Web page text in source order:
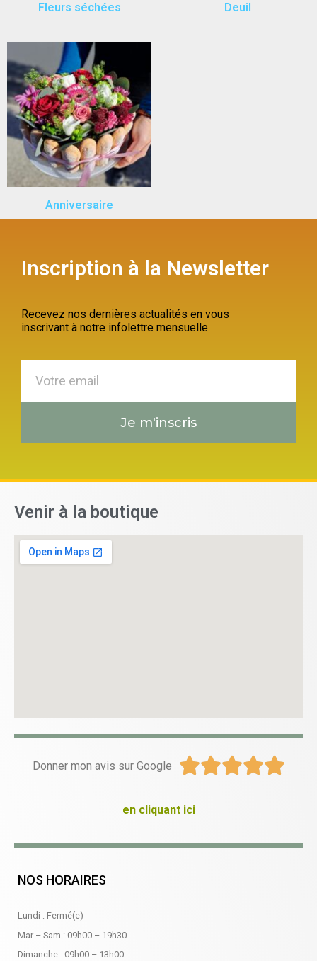
Fleurs séchées Deuil
Anniversaire
Inscription à la Newsletter
Recevez nos dernières actualités en vous
inscrivant à notre infolettre mensuelle.
Je m'inscris
Venir à la boutique
Donner mon avis sur Google 
en cliquant ici
NOS HORAIRES
Lundi : Fermé(e)
Mar – Sam : 09h00 – 19h30
Dimanche : 09h00 – 13h00